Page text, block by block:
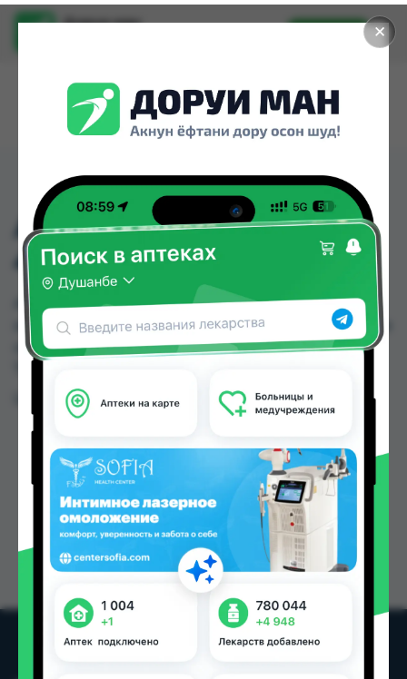
✕
Доруи ман
Установить
АРГИЛИНЕС Р-Р
4,2Г/100МЛ
АРГИЛИНЕС Р-Р 4,2Г/100МЛ можно купить или
заказать в аптеках, Дорухонаи "Гулчехр" по цене
от 67.00 TJS в Душанбе и других городах
Цена: от67.00 TJS